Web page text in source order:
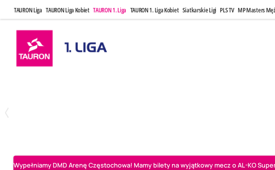
TAURON Liga TAURON Liga Kobiet TAURON 1. Liga TAURON 1. Liga Kobiet Siatkarskie Ligi PLS TV MP Masters
Wypełniamy DMD Arenę Częstochowa! Mamy bilety na wyjątkowy mecz o AL-KO